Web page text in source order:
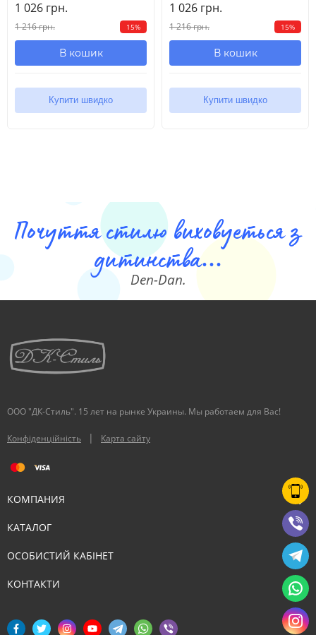
1 026 грн.
1 216 грн. 15%
В кошик
Купити швидко
1 026 грн.
1 216 грн. 15%
В кошик
Купити швидко
Почуття стилю виховуеться з
дитинства...
Den-Dan.
ООО "ДК-Стиль". 15 лет на рынке Украины. Мы работаем для Вас!
Конфіденційність | Карта сайту
КОМПАНИЯ
КАТАЛОГ
ОСОБИСТИЙ КАБІНЕТ
КОНТАКТИ